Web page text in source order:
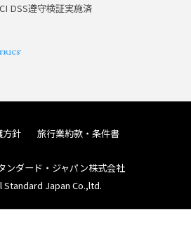
DSS遵守検証実施済
方針 旅行業約款・条件書
ンダード・ジャパン株式会社
Japan Co.,ltd.